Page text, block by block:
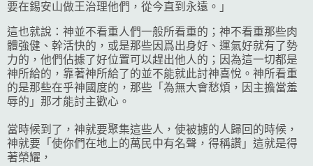
要在錫安山做王治理他們，從今直到永遠。」
這也就說：神並不看重人們一般所看重的；神不看重那些肉
體強健、幹活快的，或是那些因爲出身好、運氣好就有了勢
力的，他們佔據了好位置可以趕出他人的；因為這一切都是
神所給的，靠著神所給了的並不能就此討神喜悅。神所看重
的是那些在乎神國度的，那些「為無大會愁煩，因主擔當羞
辱的」那才能討主歡心。
當時候到了，神就要聚集這些人，使被擄的人歸回的時候，
神就要「使你們在地上的萬民中有名聲，得稱讚」這就是得
著榮耀，